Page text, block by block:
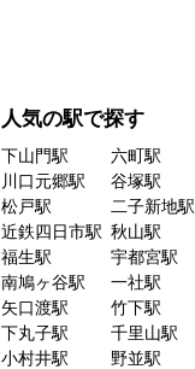
人気の駅で探す
下山門駅
六町駅
川口元郷駅
谷塚駅
松戸駅
二子新地駅
近鉄四日市駅 秋山駅
福生駅
宇都宮駅
南鳩ヶ谷駅
一社駅
矢口渡駅
竹下駅
下丸子駅
千里山駅
小村井駅
野並駅